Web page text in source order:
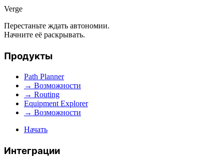
Verge
Перестаньте ждать автономии.
Начните её раскрывать.
Продукты
Path Planner
→ Возможности
→ Routing
Equipment Explorer
→ Возможности
Начать
Интеграции